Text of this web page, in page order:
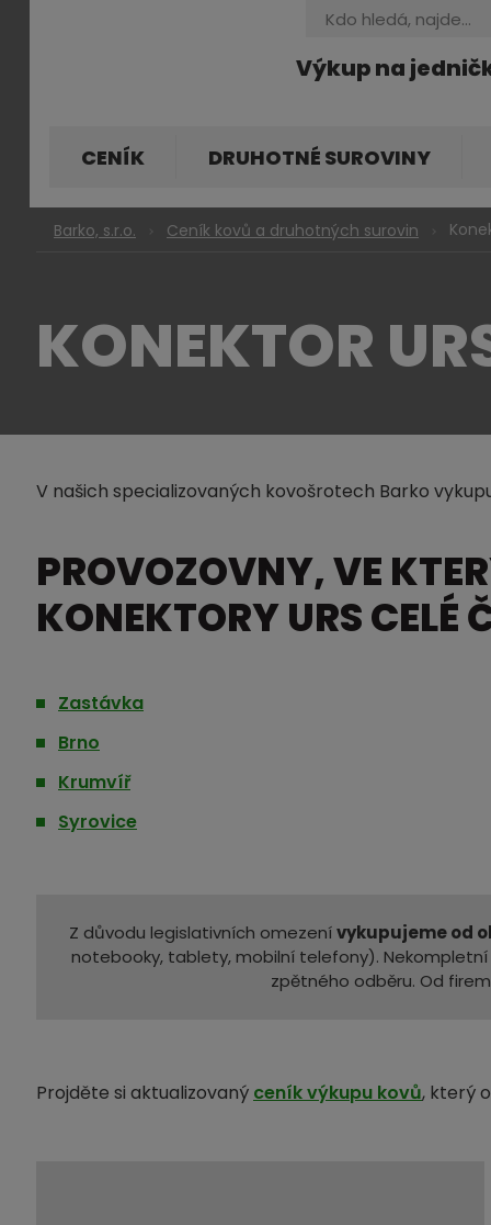
Výkup na
Vyhledávání
CENÍK DRUHOTNÉ SUROVINY
Barko, s.r.o. Ceník kovů a druhotných surovin
KONEKTOR
V našich specializovaných kovošrotech Barko
PROVOZOVNY, VE
KONEKTORY URS CELÉ
Zastávka
Brno
Krumvíř
Syrovice
Z důvodu legislativních omezenívykupujeme od
notebooky, tablety, mobilní telefony).
zpětného odběru. Od
Projděte si aktualizovaný ceník výkupu kovů, který